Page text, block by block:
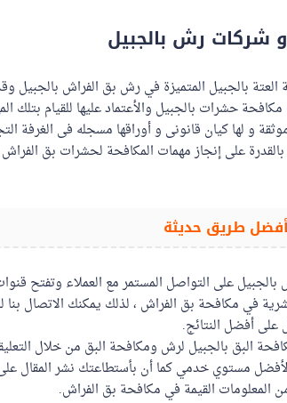
شركات رش بالجبيل
بالجبيل المتميزة في رش بق الفراش بالجبيل
حشرات بالجبيل والأعتماد عليها للقيام بتلك
و لها كيان قانونى و أوراقها مسجله فى الغرفة
على إنجاز مهمات المكافحة لحشرات بق الفراش
طريق حديثة
على التواصل المستمر مع العملاء وتفتح
في مكافحة بق الفراش ، لذلك يمكنك الاتصال بنا
أفضل النتائج.
البق بالجبيل لرش ومكافحة البق من خلال
مستوي خدمي كما أن بأستطاعتك نشر المقال
المعلومات القيمة في مكافحة بق الفراش.